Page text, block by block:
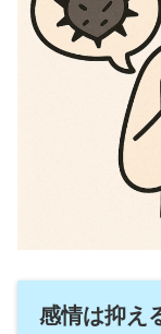
感情は抑え